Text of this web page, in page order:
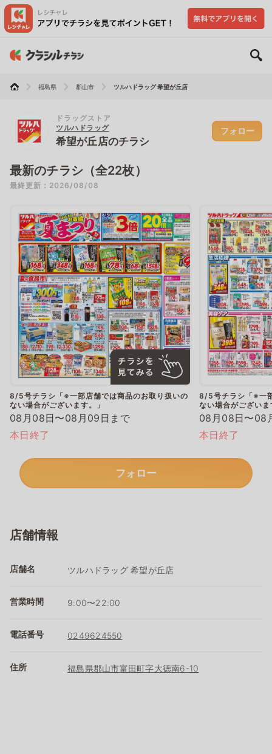
福島県 郡山市 ツルハドラッグ 希望が丘店
ドラッグストア
ツルハドラッグ
希望が丘店のチラシ
フォロー
最新のチラシ（全22枚）
最終更新：2026/08/08
8/5号チラシ「※一部店舗では商品のお取り扱いの
ない場合がございます。」
08月08日〜08月09日まで
本日終了
8/5号チラシ「※一
ない場合がございま
08月08日〜08
本日終了
フォロー
店舗情報
店舗名 ツルハドラッグ 希望が丘店
営業時間 9:00〜22:00
電話番号 0249624550
住所 福島県郡山市富田町字大徳南6-10